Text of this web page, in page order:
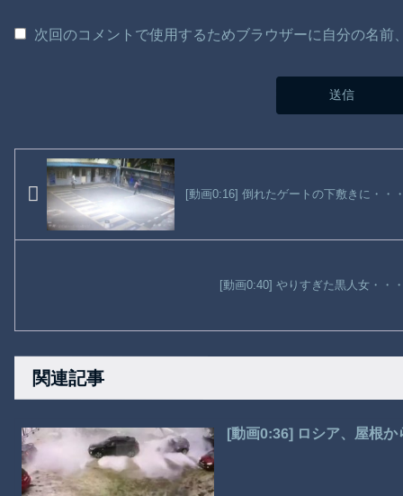
次回のコメントで使用するためブラウザーに自分の名
[動画0:16] 倒れたゲートの下敷きに・・
[動画0:40] やりすぎた黒人女・・
関連記事
[動画0:36] ロシア、屋根